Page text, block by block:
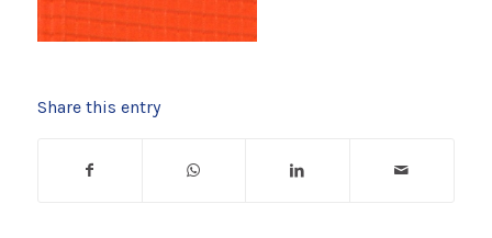
Share this entry